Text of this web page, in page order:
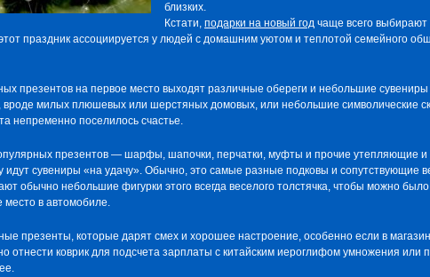
близких.
Кстати, подарки на новый год чаще всего выбирают
праздник ассоциируется у людей с домашним уютом и теплотой семейного
презентов на первое место выходят различные обереги и небольшие
вроде милых плюшевых или шерстяных домовых, или небольшие символические
непременно поселилось счастье.
презентов — шарфы, шапочки, перчатки, муфты и прочие утепляющие
сувениры «на удачу». Обычно, это самые разные подковы и сопутствующие
обычно небольшие фигурки этого всегда веселого толстячка, чтобы можно
место в автомобиле.
презенты, которые дарят смех и хорошее настроение, особенно если в
отнести коврик для подсчета зарплаты с китайским иероглифом умножения или